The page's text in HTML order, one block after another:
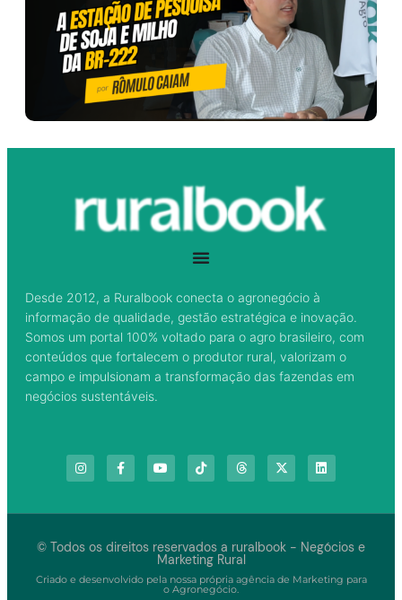
Desde 2012, a Ruralbook conecta o agronegócio à
informação de qualidade, gestão estratégica e inovação.
Somos um portal 100% voltado para o agro brasileiro, com
conteúdos que fortalecem o produtor rural, valorizam o
campo e impulsionam a transformação das fazendas em
negócios sustentáveis.
© Todos os direitos reservados a ruralbook - Negócios e
Marketing Rural
Criado e desenvolvido pela nossa própria agência de Marketing para
o Agronegócio.